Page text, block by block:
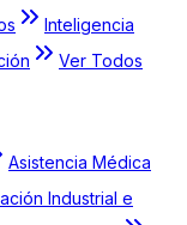
Inteligencia
Ver Todos
Asistencia Médica
Industrial e